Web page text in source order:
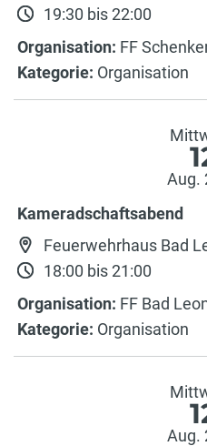
19:30 bis 22:00
Organisation: FF
Kategorie: Organisation
Aug.
Kameradschaftsabend
Feuerwehrhaus Bad
18:00 bis 21:00
Organisation: FF Bad
Kategorie: Organisation
Aug.